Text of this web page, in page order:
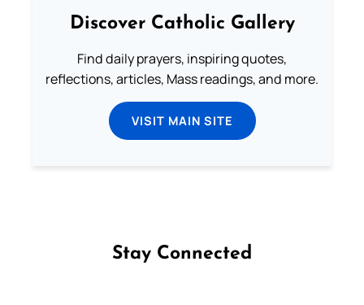
Discover Catholic Gallery
Find daily prayers, inspiring quotes,
reflections, articles, Mass readings, and more.
VISIT MAIN SITE
Stay Connected